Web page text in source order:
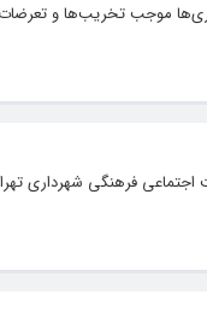
موجب تخریب‌ها و
فرهنگی شهرداری